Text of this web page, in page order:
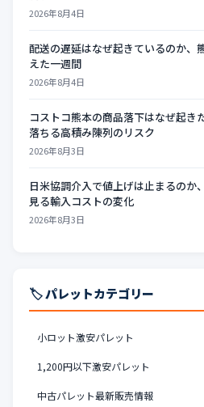
2026年8月4日
配送の遅延はなぜ起きているのか、
えた一週間
2026年8月4日
コストコ熊本の商品落下はなぜ起き
落ちる高積み陳列のリスク
2026年8月3日
日米協調介入で値上げは止まるのか
見る輸入コストの変化
2026年8月3日
🏷️ パレットカテゴリー
小ロット激安パレット
1,200円以下激安パレット
中古パレット最新販売情報